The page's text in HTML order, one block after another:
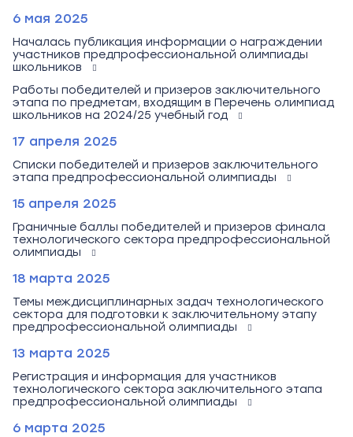
6 мая 2025
Началась публикация информации о награждении
участников предпрофессиональной олимпиады
школьников
Работы победителей и призеров заключительного
этапа по предметам, входящим в Перечень олимпиад
школьников на 2024/25 учебный год
17 апреля 2025
Списки победителей и призеров заключительного
этапа предпрофессиональной олимпиады
15 апреля 2025
Граничные баллы победителей и призеров финала
технологического сектора предпрофессиональной
олимпиады
18 марта 2025
Темы междисциплинарных задач технологического
сектора для подготовки к заключительному этапу
предпрофессиональной олимпиады
13 марта 2025
Регистрация и информация для участников
технологического сектора заключительного этапа
предпрофессиональной олимпиады
6 марта 2025